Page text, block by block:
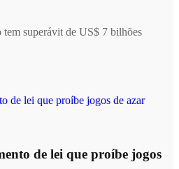
superávit de US$ 7 bilhões
de lei que proíbe jogos